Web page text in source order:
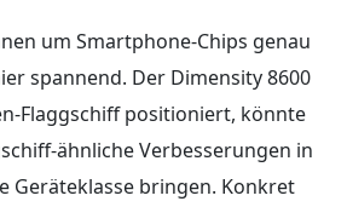
um Smartphone-Chips genau
spannend. Der Dimensity 8600
Flaggschiff positioniert, könnte
ähnliche Verbesserungen in
Geräteklasse bringen. Konkret